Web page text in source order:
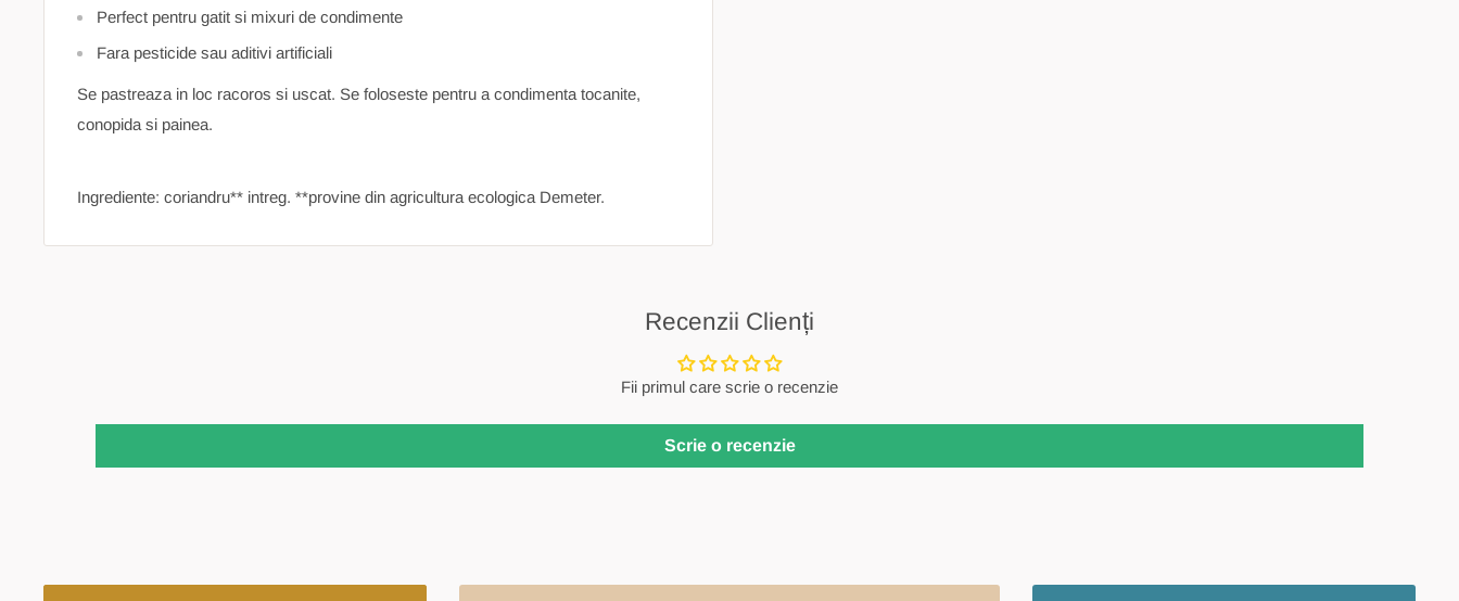
Perfect pentru gatit si mixuri de condimente
Fara pesticide sau aditivi artificiali
Se pastreaza in loc racoros si uscat. Se foloseste pentru a condimenta tocanite,
conopida si painea.
Ingrediente: coriandru** intreg. **provine din agricultura ecologica Demeter.
Recenzii Clienți
Fii primul care scrie o recenzie
Scrie o recenzie